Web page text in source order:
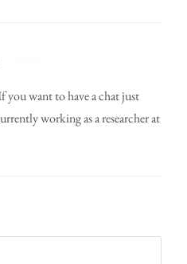
want to have a chat just
working as a researcher at